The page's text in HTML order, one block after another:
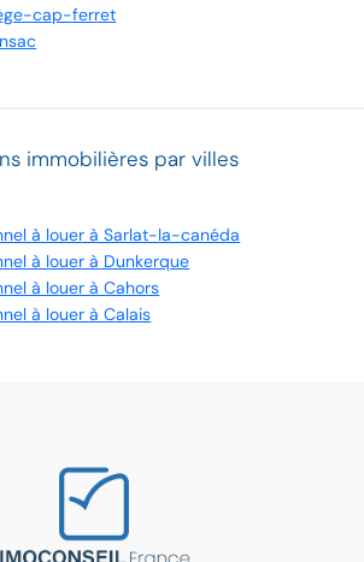
cap-ferret
immobilières par villes
à louer à Sarlat-la-canéda
à louer à Dunkerque
à louer à Cahors
à louer à Calais